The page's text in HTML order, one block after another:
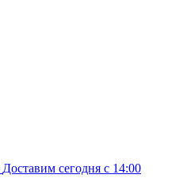
Доставим сегодня c 14:00